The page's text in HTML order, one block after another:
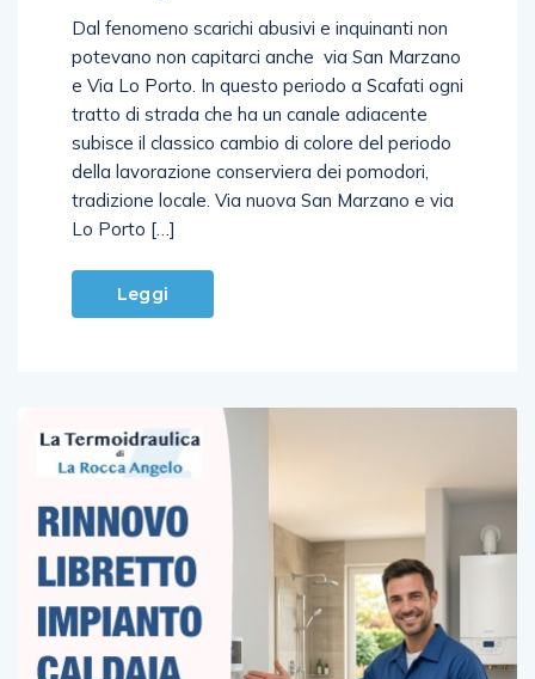
Dal fenomeno scarichi abusivi e inquinanti non
potevano non capitarci anche via San Marzano
e Via Lo Porto. In questo periodo a Scafati ogni
tratto di strada che ha un canale adiacente
subisce il classico cambio di colore del periodo
della lavorazione conserviera dei pomodori,
tradizione locale. Via nuova San Marzano e via
Lo Porto […]
Leggi